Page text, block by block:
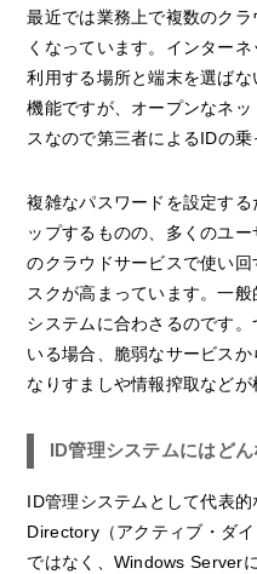
最近では業務上で複数のク
くなっています。インター
利用する場所と端末を選ば
機能ですが、オープンなネ
スなので第三者によるIDの乗
複雑なパスワードを設定す
ップするものの、多くのユ
のクラウドサービスで使い
スクが高まっています。一
システムに合わさるのです
いる場合、脆弱なサービス
なりすましや情報搾取などが
ID管理システムにはど
ID管理システムとして代表
Directory（アクティブ・ダ
ではなく、Windows Server